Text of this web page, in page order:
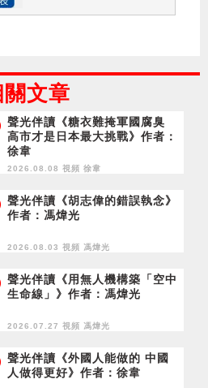
關文章
聲光伴讀《糖衣難掩軍國腐臭
高市才是日本最大挑戰》作者：
徐韋
2026.08.08 視頻 徐韋
聲光伴讀《胡志偉的錯誤執念》
作者：馮煒光
2026.08.03 視頻 馮煒光
聲光伴讀《用無人機構築「空中
生命線」》作者：馮煒光
2026.07.27 視頻 馮煒光
聲光伴讀《外國人能做的 中國
人做得更好》作者：徐韋